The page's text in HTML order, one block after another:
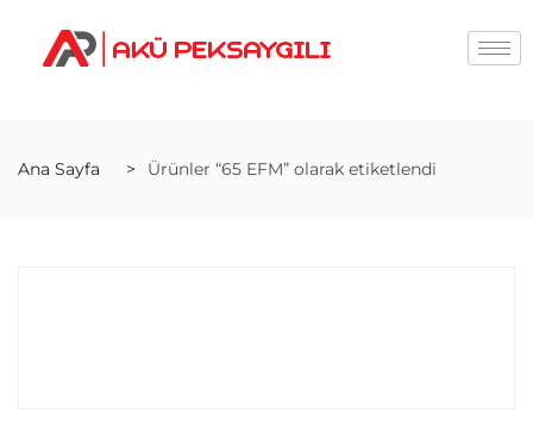
Ana Sayfa Ürünler “65 EFM” olarak etiketlendi